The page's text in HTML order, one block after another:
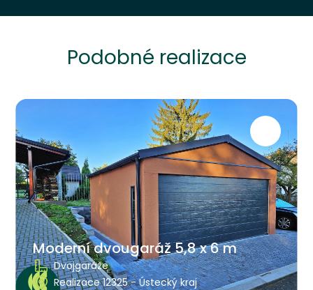
Podobné realizace
Moderní dvougaráž 5,8 x 6 m
Dvojgaráže
Realizace 12325 - Ústecký kraj